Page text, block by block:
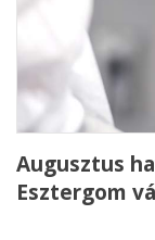
Augusztus
Esztergom